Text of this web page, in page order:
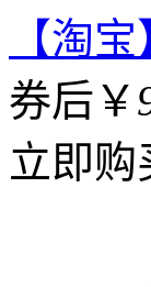
【淘
券后￥
立即购